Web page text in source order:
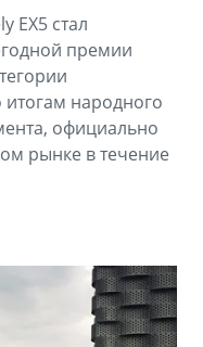
EX5 стал
премии
народного
официально
рынке в течение